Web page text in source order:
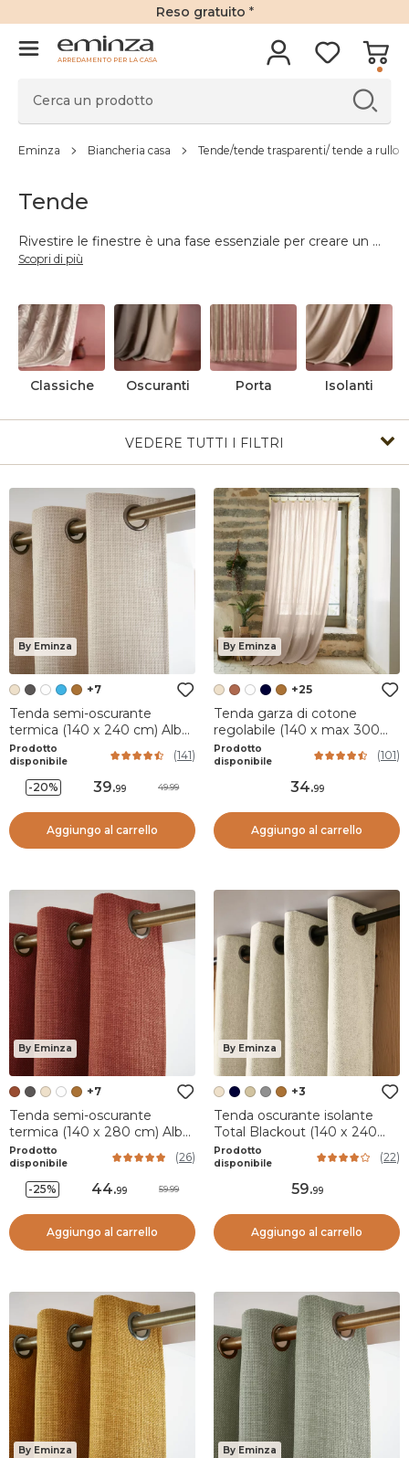
Reso gratuito *
ARREDAMENTO PER LA CASA
Eminza Biancheria casa Tende/tende trasparenti/ tende a rullo
Tende
Rivestire le finestre è una fase essenziale per creare un ...
Scopri di più
Classiche Oscuranti Porta Isolanti
VEDERE TUTTI I FILTRI
By Eminza
+7
Tenda semi-oscurante
termica (140 x 240 cm) Alba
Beige grège
Prodotto
disponibile
(141)
-20% 39.99 49.99
Aggiungo al carrello
By Eminza
+25
Tenda garza di cotone
regolabile (140 x max 300
cm) Gaïa Beige pampa
Prodotto
disponibile
(101)
34.99
Aggiungo al carrello
By Eminza
+7
Tenda semi-oscurante
termica (140 x 280 cm) Alba
Terracotta
Prodotto
disponibile
(26)
-25% 44.99 59.99
Aggiungo al carrello
By Eminza
+3
Tenda oscurante isolante
Total Blackout (140 x 240
cm) Magnus Beige
Prodotto
disponibile
(22)
59.99
Aggiungo al carrello
By Eminza By Eminza